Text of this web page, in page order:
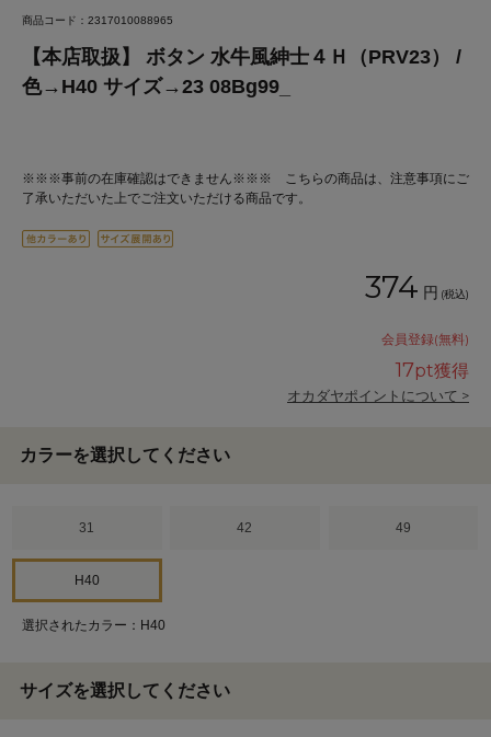
商品コード：2317010088965
【本店取扱】 ボタン 水牛風紳士４Ｈ（PRV23） /
色→H40 サイズ→23 08Bg99_
※※※事前の在庫確認はできません※※※ こちらの商品は、注意事項にご
了承いただいた上でご注文いただける商品です。
374 円 (税込)
会員登録(無料)
17pt獲得
オカダヤポイントについて >
カラーを選択してください
31 42 49
H40
選択されたカラー：H40
サイズを選択してください